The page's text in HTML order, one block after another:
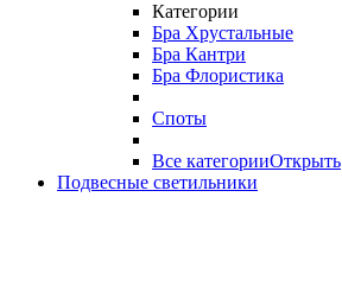
Категории
Бра Хрустальные
Бра Кантри
Бра Флористика
Споты
Все категорииОткрыть
Подвесные светильники